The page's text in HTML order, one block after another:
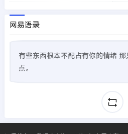
网易语录
有些东西根本不配占有你的情绪
点。